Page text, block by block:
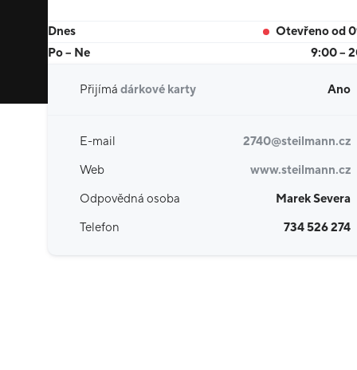
Dnes
Otevřeno od
Po – Ne
9:00 –
Přijímá dárkové karty Ano
E-mail
2740@steilmann.cz
Web
www.steilmann.cz
Odpovědná osoba
Marek Severa
Telefon
734 526 274